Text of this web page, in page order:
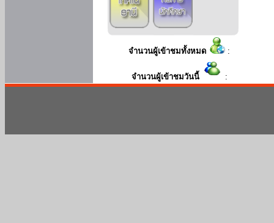
จำนวนผู้เข้าชมทั้งหมด :
จำนวนผู้เข้าชมวันนี้ :